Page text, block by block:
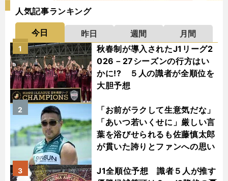
人気記事ランキング
今日 昨日 週間
月間
秋春制が導入されたJ1リーグ2
026－27シーズンの行方はい
かに!? ５人の識者が全順位を
大胆予想
1
「お前がラクして生意気だな」
「あいつ若いくせに」厳しい言
葉を浴びせられるも佐藤慎太郎
が貫いた誇りとファンへの思い
2
J1全順位予想 識者５人が推す
3